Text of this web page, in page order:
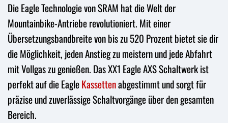
Die Eagle Technologie von SRAM hat die Welt der
Mountainbike-Antriebe revolutioniert. Mit einer
Übersetzungsbandbreite von bis zu 520 Prozent bietet sie dir
die Möglichkeit, jeden Anstieg zu meistern und jede Abfahrt
mit Vollgas zu genießen. Das XX1 Eagle AXS Schaltwerk ist
perfekt auf die EagleKassettenabgestimmt und sorgt für
präzise und zuverlässige Schaltvorgänge über den gesamten
Bereich.